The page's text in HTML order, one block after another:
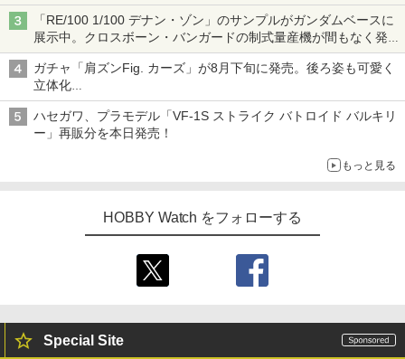
「RE/100 1/100 デナン・ゾン」のサンプルがガンダムベースに
展示中。クロスボーン・バンガードの制式量産機が間もなく発送
【ガンダムベース撮り下ろし】
ガチャ「肩ズンFig. カーズ」が8月下旬に発売。後ろ姿も可愛く
立体化
ライトニング・マックィーンやメーターなど4種がラインナップ
ハセガワ、プラモデル「VF-1S ストライク バトロイド バルキリ
ー」再販分を本日発売！
もっと見る
HOBBY Watch をフォローする
Special Site